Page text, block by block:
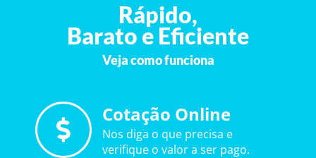
Rápido,
Barato e Eficiente
Veja como funciona
Cotação Online
Nos diga o que precisa e
verifique o valor a ser pago.